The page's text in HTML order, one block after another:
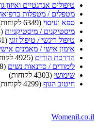
טיפולים אנרגטיים ואיזון
מטפלים / מטפלות
ספא ועיסוי (6349 לקוחות)
מיסטיקנים / מיסטיקניות (5388 לקוחות)
טיפול ריגשי / טיפול זוגי (5231 לקוחות)
אימון אישי / מאמנים
הדרכת הורים (4925 לקוחות)
לימודים / סדנאות נשים (4888 לקוחות)
שימושי (4303 לקוחות)
חיטוב הגוף (4299 לקוחות)
Womenil.co.il